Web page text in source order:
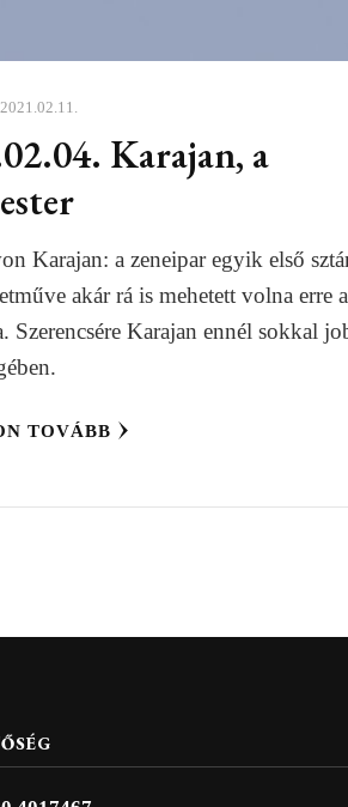
2021.02.11.
Karajan, a
Karajan: a zeneipar egyik első
akár rá is mehetett volna erre a
Szerencsére Karajan ennél sokkal
TOVÁBB